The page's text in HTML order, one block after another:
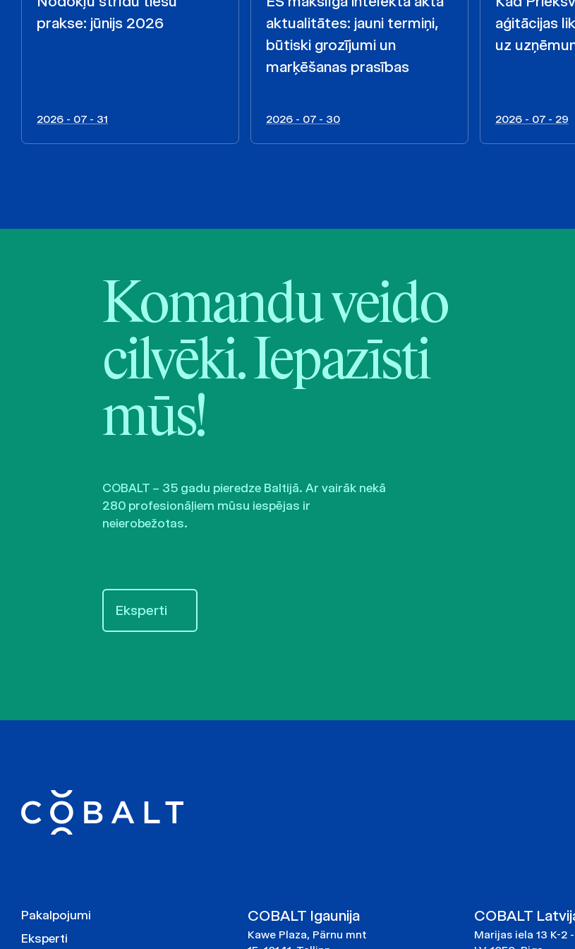
prakse: jūnijs 2026
2026 - 07 - 31
aktualitātes: jauni termiņi,
būtiski grozījumi un
marķēšanas prasības
2026 - 07 - 30
aģitācijas
uz
2026 - 07 - 29
Komandu veido
cilvēki. Iepazīsti
mūs!
COBALT – 35 gadu pieredze Baltijā. Ar vairāk nekā
280 profesionāļiem mūsu iespējas ir
neierobežotas.
Eksperti
Pakalpojumi
Eksperti
COBALT Igaunija
Kawe Plaza, Pärnu mnt
COBALT
Marijas iela 13 K-2